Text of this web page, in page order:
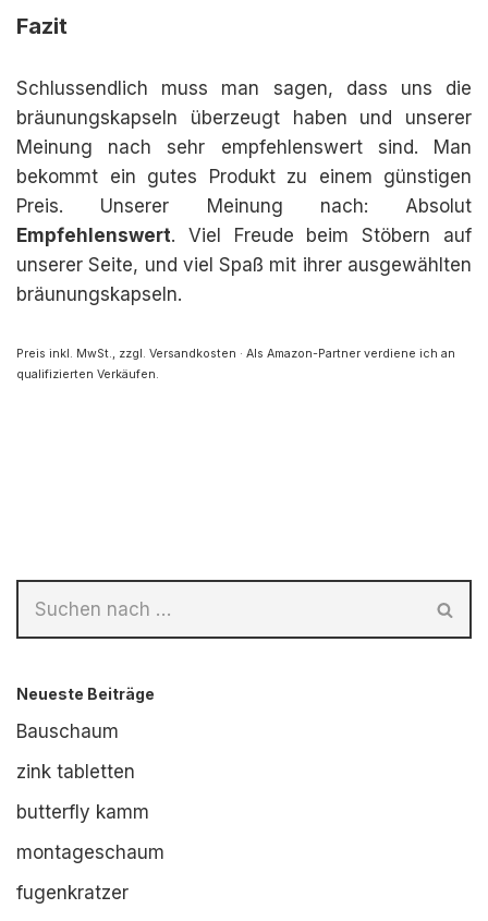
Fazit
Schlussendlich muss man sagen, dass uns die
bräunungskapseln überzeugt haben und unserer
Meinung nach sehr empfehlenswert sind. Man
bekommt ein gutes Produkt zu einem günstigen
Preis. Unserer Meinung nach: Absolut
Empfehlenswert. Viel Freude beim Stöbern auf
unserer Seite, und viel Spaß mit ihrer ausgewählten
bräunungskapseln.
Preis inkl. MwSt., zzgl. Versandkosten · Als Amazon-Partner verdiene ich an
qualifizierten Verkäufen.
Neueste Beiträge
Bauschaum
zink tabletten
butterfly kamm
montageschaum
fugenkratzer